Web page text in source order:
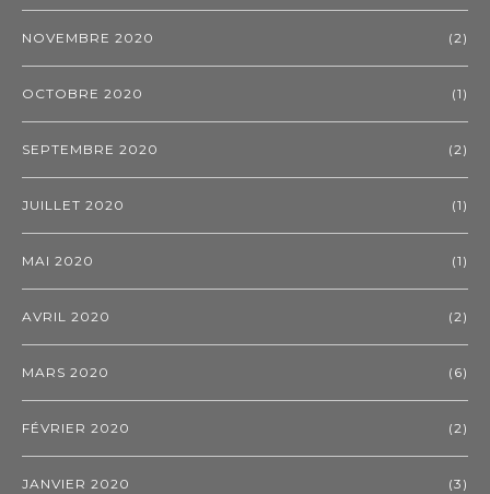
NOVEMBRE 2020 (2)
OCTOBRE 2020 (1)
SEPTEMBRE 2020 (2)
JUILLET 2020 (1)
MAI 2020 (1)
AVRIL 2020 (2)
MARS 2020 (6)
FÉVRIER 2020 (2)
JANVIER 2020 (3)